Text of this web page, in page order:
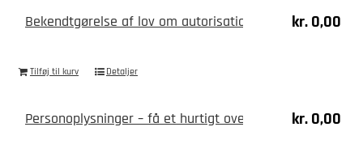
Bekendtgørelse af lov om autorisation af kr.0,00
Tilføj til kurv Detaljer
Personoplysninger – få et hurtigt overblik kr.0,00